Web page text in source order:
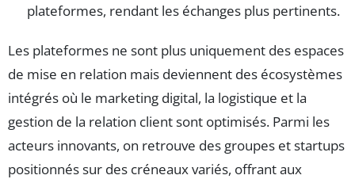
plateformes, rendant les échanges plus pertinents.
Les plateformes ne sont plus uniquement des espaces
de mise en relation mais deviennent des écosystèmes
intégrés où le marketing digital, la logistique et la
gestion de la relation client sont optimisés. Parmi les
acteurs innovants, on retrouve des groupes et startups
positionnés sur des créneaux variés, offrant aux